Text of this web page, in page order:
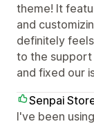
theme! It
and
definitely
to the
and fixed our
Senpai
I've been